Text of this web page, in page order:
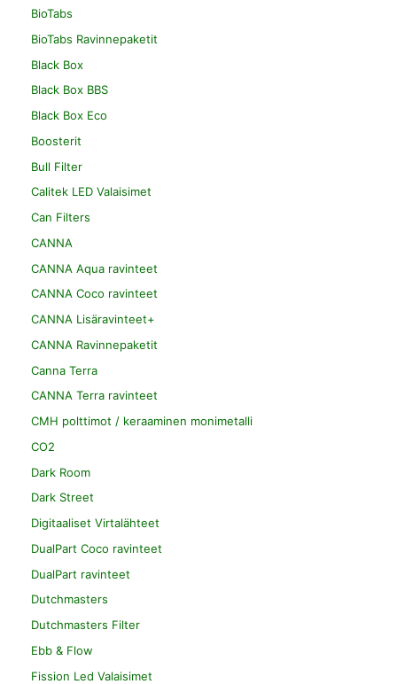
BioTabs
BioTabs Ravinnepaketit
Black Box
Black Box BBS
Black Box Eco
Boosterit
Bull Filter
Calitek LED Valaisimet
Can Filters
CANNA
CANNA Aqua ravinteet
CANNA Coco ravinteet
CANNA Lisäravinteet+
CANNA Ravinnepaketit
Canna Terra
CANNA Terra ravinteet
CMH polttimot / keraaminen monimetalli
CO2
Dark Room
Dark Street
Digitaaliset Virtalähteet
DualPart Coco ravinteet
DualPart ravinteet
Dutchmasters
Dutchmasters Filter
Ebb & Flow
Fission Led Valaisimet